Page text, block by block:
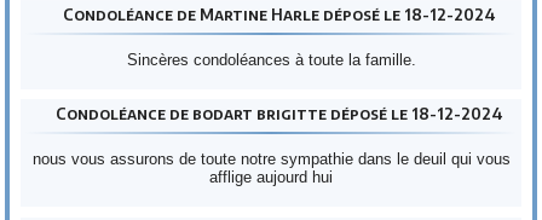
Condoléance de Martine Harle déposé le 18-12-2024
Sincères condoléances à toute la famille.
Condoléance de bodart brigitte déposé le 18-12-2024
nous vous assurons de toute notre sympathie dans le deuil qui vous
afflige aujourd hui